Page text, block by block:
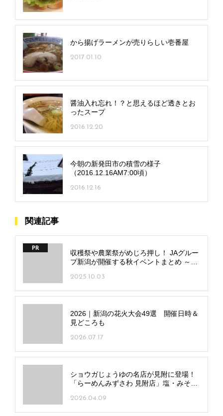
から揚げラーメンが売りらしい壱番屋
2017.01.10
醤油入れ忘れ！？と思えるほど透きとお
ったスープ
2016.12.20
今朝の新発田市の積雪の様子
（2016.12.16AM7:00頃）
2016.12.16
関連記事
PR
収穫祭や農業祭がめじろ押し！ JAグルー
プ新潟が開催する秋イベントまとめ ～10
2025.10.03
2026｜新潟の花火大会49選 開催日時＆
見どころも
2026.07.17
ショウガじょうゆの名店が見附に登場！
「らーめんみずさわ 見附店」塩・みそ・
2026.04.09